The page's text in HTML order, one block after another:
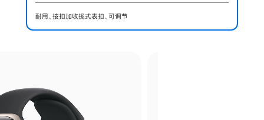
耐用、按扣加收拢式表扣、可调节